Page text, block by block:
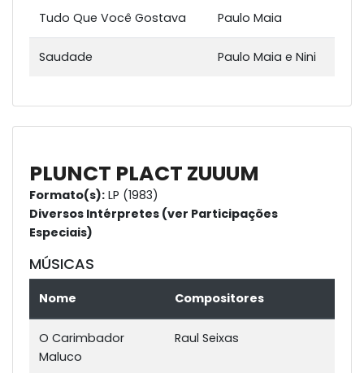
Tudo Que Você Gostava Paulo Maia
Saudade Paulo Maia e Nini
PLUNCT PLACT ZUUUM
Formato(s): LP (1983)
Diversos Intérpretes (ver Participações
Especiais)
MÚSICAS
Nome Compositores
O Carimbador
Maluco
Raul Seixas